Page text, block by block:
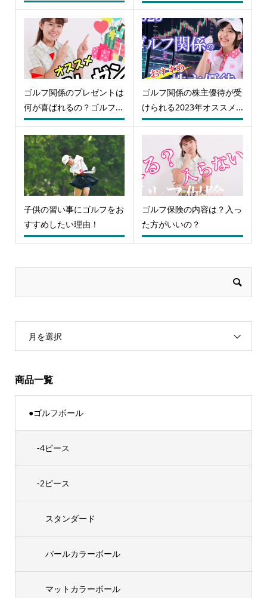
ゴルフ関係のプレゼントは
何が喜ばれるの？ゴルフ...
ゴルフ関係の株主優待が受
けられる2023年オススメ...
子供の習い事にゴルフをお
すすめしたい理由！
ゴルフ保険の内容は？入っ
た方がいいの？
月を選択
商品一覧
●ゴルフボール
-4ピース
-2ピース
スタンダード
パールカラーボール
マットカラーボール